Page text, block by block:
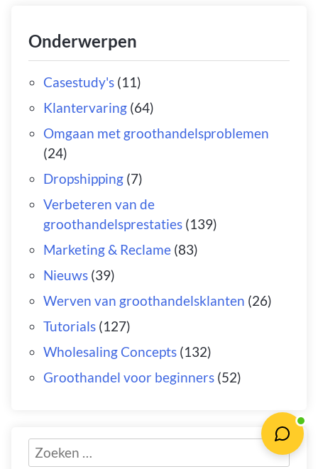
Onderwerpen
Casestudy's(11)
Klantervaring(64)
Omgaan met groothandelsproblemen
(24)
Dropshipping(7)
Verbeteren van de
groothandelsprestaties(139)
Marketing & Reclame(83)
Nieuws(39)
Werven van groothandelsklanten (26)
Tutorials(127)
Wholesaling Concepts(132)
Groothandel voor beginners(52)